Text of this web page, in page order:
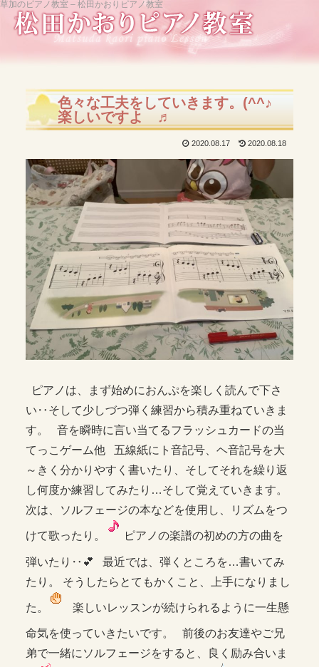
草加のピアノ教室 – 松田かおりピアノ教室
色々な工夫をしていきます。(^^♪
楽しいですよ ♬
2020.08.17 2020.08.18
ピアノは、まず始めにおんぷを楽しく読んで下さ
い‥そして少しづつ弾く練習から積み重ねていきま
す。 音を瞬時に言い当てるフラッシュカードの当
てっこゲーム他 五線紙にト音記号、ヘ音記号を大
～きく分かりやすく書いたり、そしてそれを繰り返
し何度か練習してみたり…そして覚えていきます。
次は、ソルフェージの本などを使用し、リズムをつ
けて歌ったり。 ピアノの楽譜の初めの方の曲を
弾いたり‥💕 最近では、弾くところを…書いてみ
たり。 そうしたらとてもかくこと、上手になりまし
た。 楽しいレッスンが続けられるように一生懸
命気を使っていきたいです。 前後のお友達やご兄
弟で一緒にソルフェージをすると、良く励み合いま